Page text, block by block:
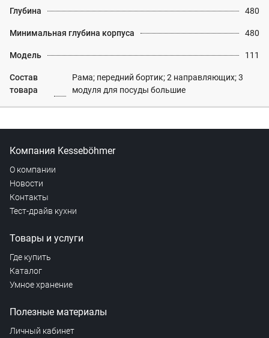
Глубина 480
Минимальная глубина корпуса 480
Модель 111
Состав
товара
Рама; передний бортик; 2 направляющих; 3
модуля для посуды большие
Компания Kesseböhmer
О компании
Новости
Контакты
Тест-драйв кухни
Товары и услуги
Где купить
Каталог
Умное хранение
Полезные материалы
Личный кабинет